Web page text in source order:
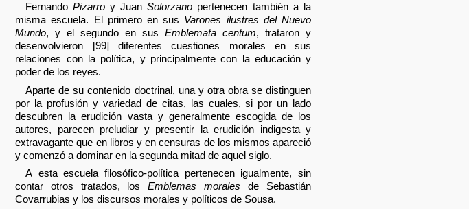
FernandoPizarro y JuanSolorzano pertenecen también a la
misma escuela. El primero en sus Varones ilustres del Nuevo
Mundo, y el segundo en susEmblemata centum, trataron y
desenvolvieron [99] diferentes cuestiones morales en sus
relaciones con la política, y principalmente con la educación y
poder de los reyes.
Aparte de su contenido doctrinal, una y otra obra se distinguen
por la profusión y variedad de citas, las cuales, si por un lado
descubren la erudición vasta y generalmente escogida de los
autores, parecen preludiar y presentir la erudición indigesta y
extravagante que en libros y en censuras de los mismos apareció
y comenzó a dominar en la segunda mitad de aquel siglo.
A esta escuela filosófico-política pertenecen igualmente, sin
contar otros tratados, losEmblemas morales de Sebastián
Covarrubias y los discursos morales y políticos de Sousa.